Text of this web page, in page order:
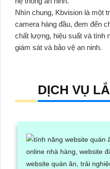
Nhìn chung, Kbvision là một
camera hàng đầu, đem đến
chất lượng, hiệu suất và tính
giám sát và bảo vệ an ninh.
DỊCH VỤ